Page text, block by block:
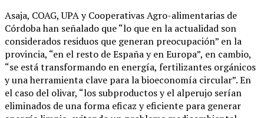
Asaja, COAG, UPA y Cooperativas Agro-alimentarias de
Córdoba han señalado que “lo que en la actualidad son
considerados residuos que generan preocupación” en la
provincia, “en el resto de España y en Europa”, en cambio,
“se está transformando en energía, fertilizantes orgánicos
y una herramienta clave para la bioeconomía circular”. En
el caso del olivar, “los subproductos y el alperujo serían
eliminados de una forma eficaz y eficiente para generar